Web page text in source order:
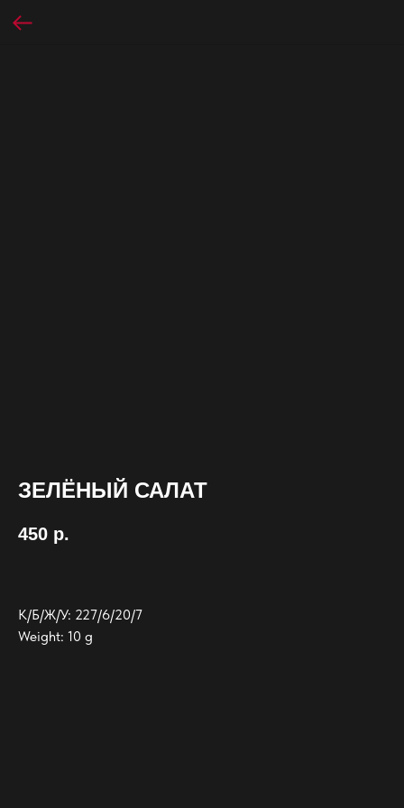
ЗЕЛЁНЫЙ САЛАТ
450 р.
К/Б/Ж/У: 227/6/20/7
Weight: 10 g